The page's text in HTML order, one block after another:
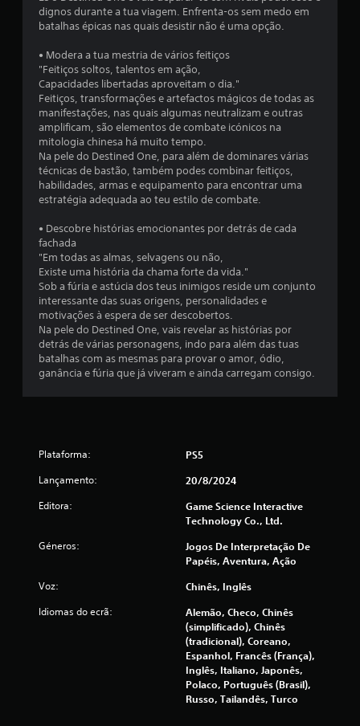
c
i
n
o
c
m
b
e
2
5
0
2
9
dignos durante a tua viagem. Enfrenta-os sem medo em
batalhas épicas nas quais desistir não é uma opção.
• Modera a tua mestria de vários feitiços
"Feitiços soltos, talentos em ação,
Capacidades libertadas aproveitam o dia."
Feitiços, transformações e artefactos mágicos de todas as
manifestações, nas quais algumas neutralizam e outras
amplificam, são elementos de combate icónicos na
mitologia chinesa há muito tempo.
Na pele do Destined One, para além de dominares várias
técnicas de bastão, também podes combinar feitiços,
habilidades, armas e equipamento para encontrar uma
estratégia adequada ao teu estilo de combate.
• Descobre histórias emocionantes por detrás de cada
fachada
"Em todas as almas, selvagens ou não,
Existe uma história da chama forte da vida."
Sob a fúria e astúcia dos teus inimigos reside um conjunto
interessante das suas origens, personalidades e
motivações à espera de ser descobertos.
Na pele do Destined One, vais revelar as histórias por
detrás de várias personagens, indo para além das tuas
batalhas com as mesmas para provar o amor, ódio,
ganância e fúria que já viveram e ainda carregam consigo.
Plataforma: PS5
Lançamento: 20/8/2024
Editora:
Game Science Interactive
Technology Co., Ltd.
Géneros:
Jogos De Interpretação De
Papéis, Aventura, Ação
Voz: Chinês, Inglês
Idiomas do ecrã:
Alemão, Checo, Chinês
(simplificado), Chinês
(tradicional), Coreano,
Espanhol, Francês (França),
Inglês, Italiano, Japonês,
Polaco, Português (Brasil),
Russo, Tailandês, Turco